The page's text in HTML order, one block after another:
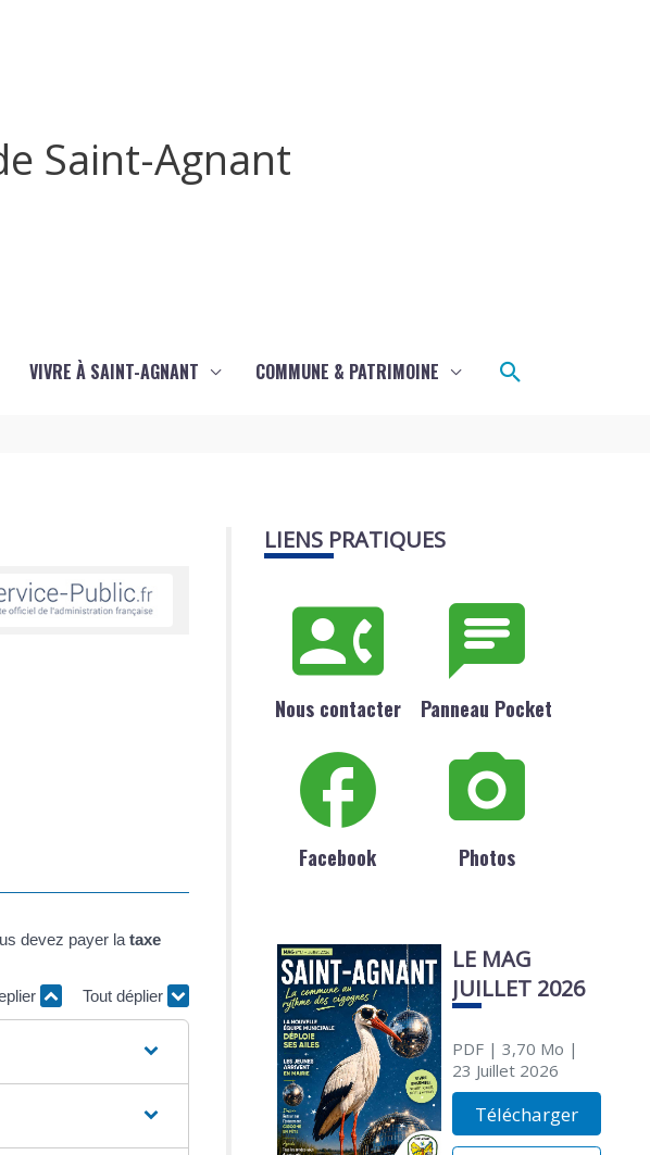
Saint-Agnant
VIVRE À SAINT-AGNANT COMMUNE & PATRIMOINE Rechercher
devez payer la taxe
Tout déplier
LIENS PRATIQUES
Nous contacter Panneau Pocket
Facebook Photos
LE MAG
JUILLET 2026
PDF| 3,70 Mo |
23 Juillet 2026
Télécharger